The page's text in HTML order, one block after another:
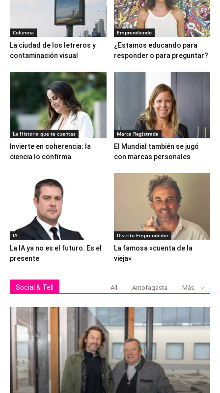
Columna
La ciudad de los letreros y
contaminación visual
Emprendiendo
¿Estamos educando para
responder o para preguntar?
La Historia que te cuentas
Invierte en coherencia: la
ciencia lo confirma
Marca Registrada
El Mundial también se jugó
con marcas personales
IA
La IA ya no es el futuro. Es el
presente
Distrito Emprendedor
La famosa «cuenta de la
vieja»
Social & Tell All Antofagasta Más